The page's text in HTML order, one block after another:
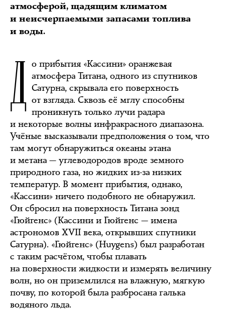
атмосферой, щадящим климатом
и неисчерпаемыми запасами топлива
и воды.
Д о прибытия «Кассини» оранжевая
атмосфера Титана, одного из спутников
Сатурна, скрывала его поверхность
от взгляда. Сквозь её мглу способны
проникнуть только лучи радара
и некоторые волны инфракрасного диапазона.
Учёные высказывали предположения о том, что
там могут обнаружиться океаны этана
и метана — углеводородов вроде земного
природного газа, но жидких из-за низких
температур. В момент прибытия, однако,
«Кассини» ничего подобного не обнаружил.
Он сбросил на поверхность Титана зонд
«Гюйгенс» (Кассини и Гюйгенс — имена
астрономов XVII века, открывших спутники
Сатурна). «Гюйгенс» (Huygens) был разработан
с таким расчётом, чтобы плавать
на поверхности жидкости и измерять величину
волн, но он приземлился на влажную, мягкую
почву, по которой была разбросана галька
водяного льда.